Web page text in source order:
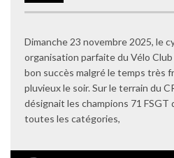
Dimanche 23 novembre 2025, le
organisation parfaite du Vélo
bon succès malgré le temps très
pluvieux le soir. Sur le terrain du
désignait les champions 71 FSGT
toutes les catégories,